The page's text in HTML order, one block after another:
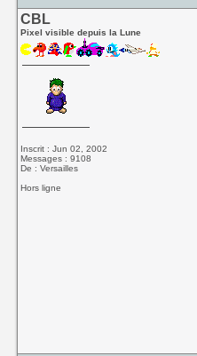
CBL
Pixel visible depuis la Lune
Inscrit : Jun 02, 2002
Messages : 9108
De : Versailles
Hors ligne